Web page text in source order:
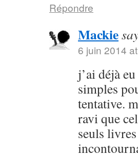
Répondre
Mackie
6 juin 2014
j’ai déjà
simples
tentative.
ravi que
seuls